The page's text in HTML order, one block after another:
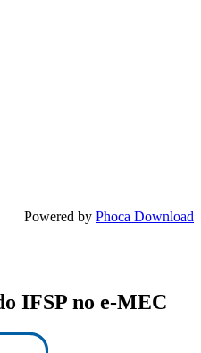
Powered by Phoca Download
IFSP no e-MEC